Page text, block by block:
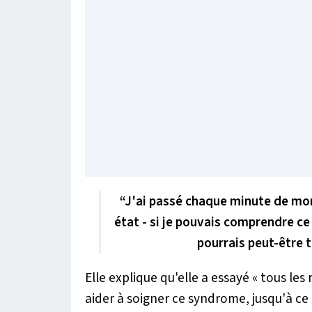
“J'ai passé chaque minute de
état - si je pouvais comprendre
pourrais peut-être
Elle explique qu'elle a essayé « tous
aider à soigner ce syndrome, jusqu'à